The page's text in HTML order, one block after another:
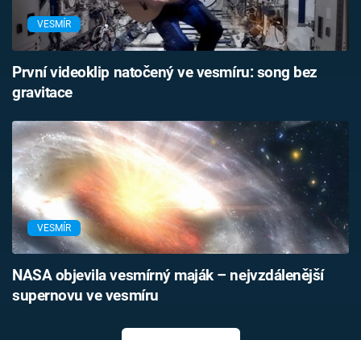
VESMÍR
První videoklip natočený ve vesmíru: song bez
gravitace
VESMÍR
NASA objevila vesmírný maják – nejvzdálenější
supernovu ve vesmíru